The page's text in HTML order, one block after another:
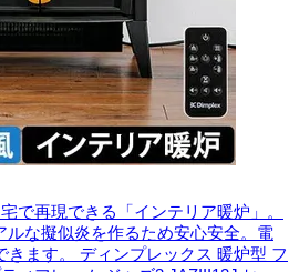
で再現できる「インテリア暖炉」。
ルな擬似炎を作るため安心安全。電
ます。
ディンプレックス 暖炉型 フ